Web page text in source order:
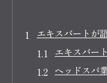
エキスパートが
エキスパー
ヘッドスパ